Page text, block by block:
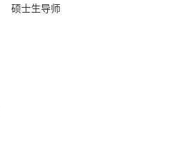
硕士生导师